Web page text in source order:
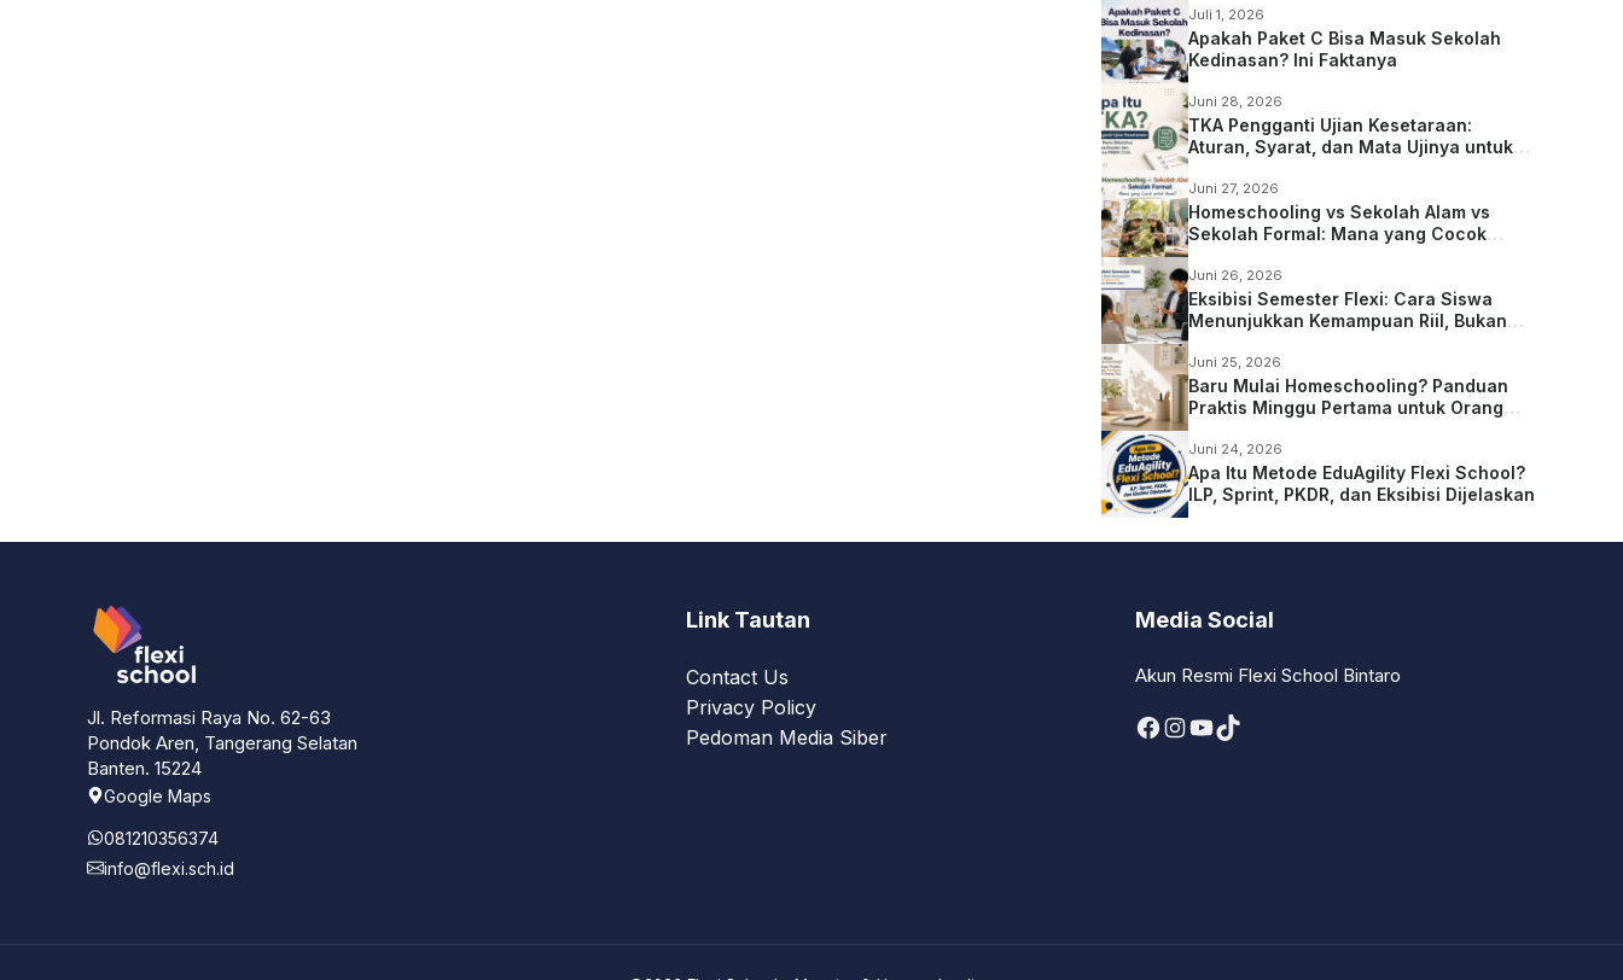
Juli 1, 2026
Apakah Paket C Bisa Masuk Sekolah
Kedinasan? Ini Faktanya
Juni 28, 2026
TKA Pengganti Ujian Kesetaraan:
Aturan, Syarat, dan Mata Ujinya untuk
Juni 27, 2026
Homeschooling vs Sekolah Alam vs
Sekolah Formal: Mana yang Cocok
Juni 26, 2026
Eksibisi Semester Flexi: Cara Siswa
Menunjukkan Kemampuan Riil, Bukan
Juni 25, 2026
Baru Mulai Homeschooling? Panduan
Praktis Minggu Pertama untuk Orang
Juni 24, 2026
Apa Itu Metode EduAgility Flexi School?
ILP, Sprint, PKDR, dan Eksibisi Dijelaskan
Jl. Reformasi Raya No. 62-63
Pondok Aren, Tangerang Selatan
Banten. 15224
Google Maps
081210356374
info@flexi.sch.id
Link Tautan
Contact Us
Privacy Policy
Pedoman Media Siber
Media Social
Akun Resmi Flexi School Bintaro
Facebook
Instagram
YouTube
TikTok